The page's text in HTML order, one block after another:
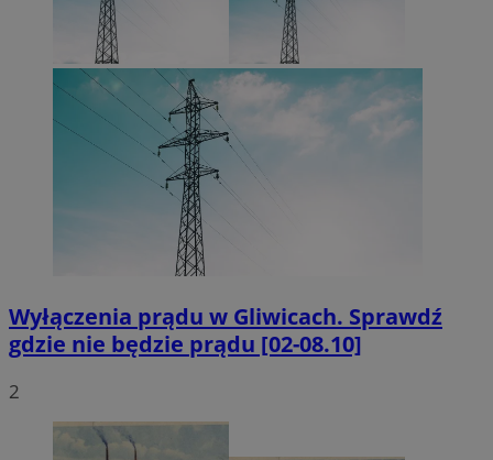
Wyłączenia prądu w Gliwicach. Sprawdź
gdzie nie będzie prądu [02-08.10]
2